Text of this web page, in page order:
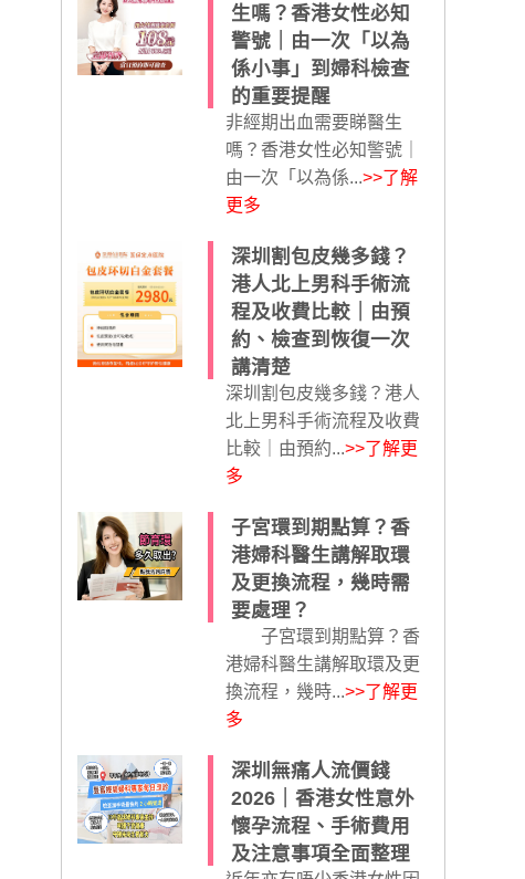
生嗎？香港女性必知
警號｜由一次「以為
係小事」到婦科檢查
的重要提醒
非經期出血需要睇醫生
嗎？香港女性必知警號｜
由一次「以為係...>>了解
更多
深圳割包皮幾多錢？
港人北上男科手術流
程及收費比較｜由預
約、檢查到恢復一次
講清楚
深圳割包皮幾多錢？港人
北上男科手術流程及收費
比較｜由預約...>>了解更
多
子宮環到期點算？香
港婦科醫生講解取環
及更換流程，幾時需
要處理？
子宮環到期點算？香
港婦科醫生講解取環及更
換流程，幾時...>>了解更
多
深圳無痛人流價錢
2026｜香港女性意外
懷孕流程、手術費用
及注意事項全面整理